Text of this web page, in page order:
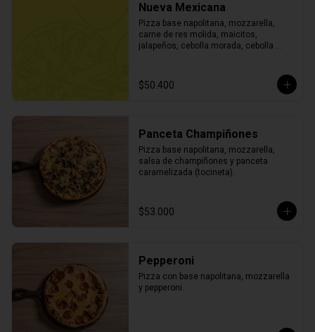
Nueva Mexicana
Pizza base napolitana, mozzarella,
carne de res molida, maicitos,
jalapeños, cebolla morada, cebolla
$50.400
Panceta Champiñones
Pizza base napolitana, mozzarella,
salsa de champiñones y panceta
caramelizada (tocineta).
$53.000
Pepperoni
Pizza con base napolitana, mozzarella
y pepperoni.